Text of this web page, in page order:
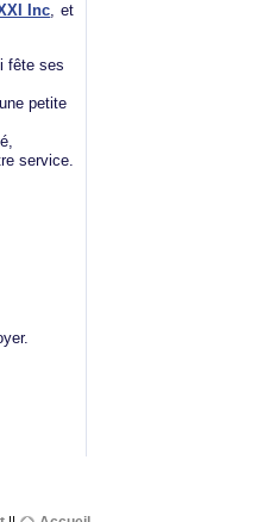
Inc, et
fête ses
petite
service.